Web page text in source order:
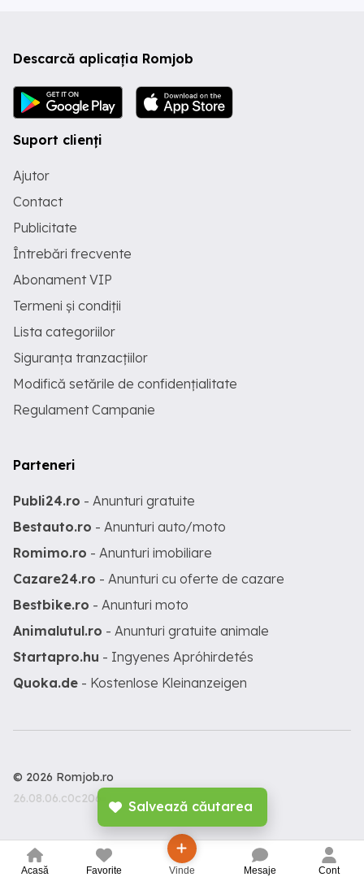
Salvează căutarea
Acasă Favorite Vinde Mesaje Cont
Descarcă aplicația Romjob
Suport clienți
Ajutor
Contact
Publicitate
Întrebări frecvente
Abonament VIP
Termeni și condiții
Lista categoriilor
Siguranța tranzacțiilor
Modifică setările de confidențialitate
Regulament Campanie
Parteneri
Publi24.ro - Anunturi gratuite
Bestauto.ro - Anunturi auto/moto
Romimo.ro - Anunturi imobiliare
Cazare24.ro - Anunturi cu oferte de cazare
Bestbike.ro - Anunturi moto
Animalutul.ro - Anunturi gratuite animale
Startapro.hu - Ingyenes Apróhirdetés
Quoka.de - Kostenlose Kleinanzeigen
© 2026 Romjob.ro
26.08.06.c0c206c